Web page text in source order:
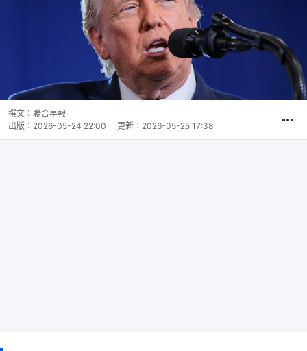
撰文： 聯合早報
出版： 2026-05-24 22:00 更新： 2026-05-25 17:38